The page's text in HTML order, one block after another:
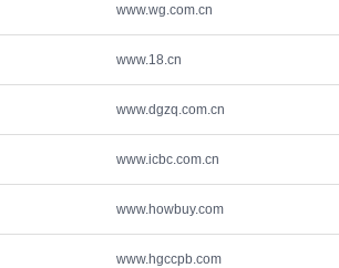
www.wg.com.cn
www.18.cn
www.dgzq.com.cn
www.icbc.com.cn
www.howbuy.com
www.hgccpb.com